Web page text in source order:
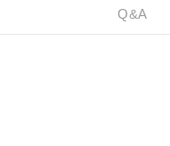
Q&A